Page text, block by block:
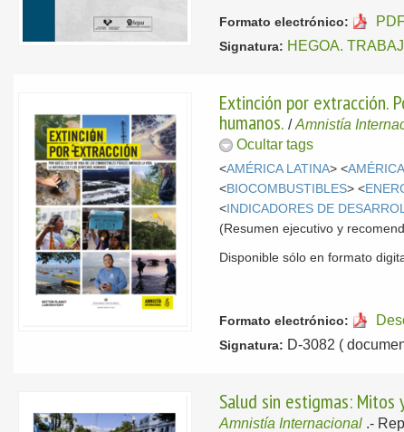
Formato electrónico:
Signatura: HEGOA.
Extinción por extracción.
humanos./Amnistía
Ocultar tags
<AMÉRICA LATINA> <
<BIOCOMBUSTIBLES> <
<INDICADORES DE
(Resumen ejecutivo y
Disponible sólo en formato
Formato electrónico:
Signatura: D-3082 (
Salud sin estigmas: Mitos
Amnistía Internacional .-